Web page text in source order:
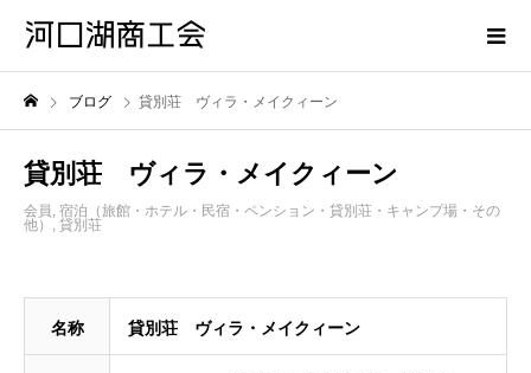
ブログ 貸別荘 ヴィラ・メイクィーン
貸別荘 ヴィラ・メイクィーン
会員 宿泊（旅館・ホテル・民宿・ペンション・貸別荘・キャンプ場・その
他）
貸別荘
名称 貸別荘 ヴィラ・メイクィーン